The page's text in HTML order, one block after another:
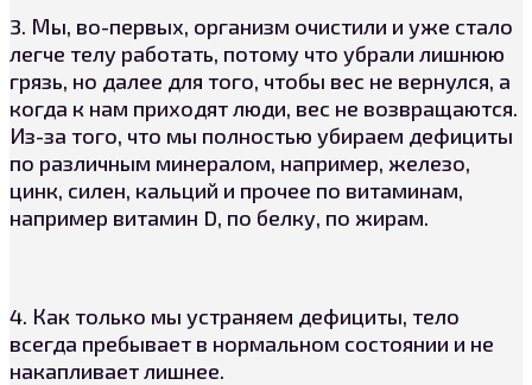
3. Мы, во-первых, организм очистили и уже стало
легче телу работать, потому что убрали лишнюю
грязь, но далее для того, чтобы вес не вернулся, а
когда к нам приходят люди, вес не возвращаются.
Из-за того, что мы полностью убираем дефициты
по различным минералом, например, железо,
цинк, силен, кальций и прочее по витаминам,
например витамин D, по белку, по жирам.
4. Как только мы устраняем дефициты, тело
всегда пребывает в нормальном состоянии и не
накапливает лишнее.